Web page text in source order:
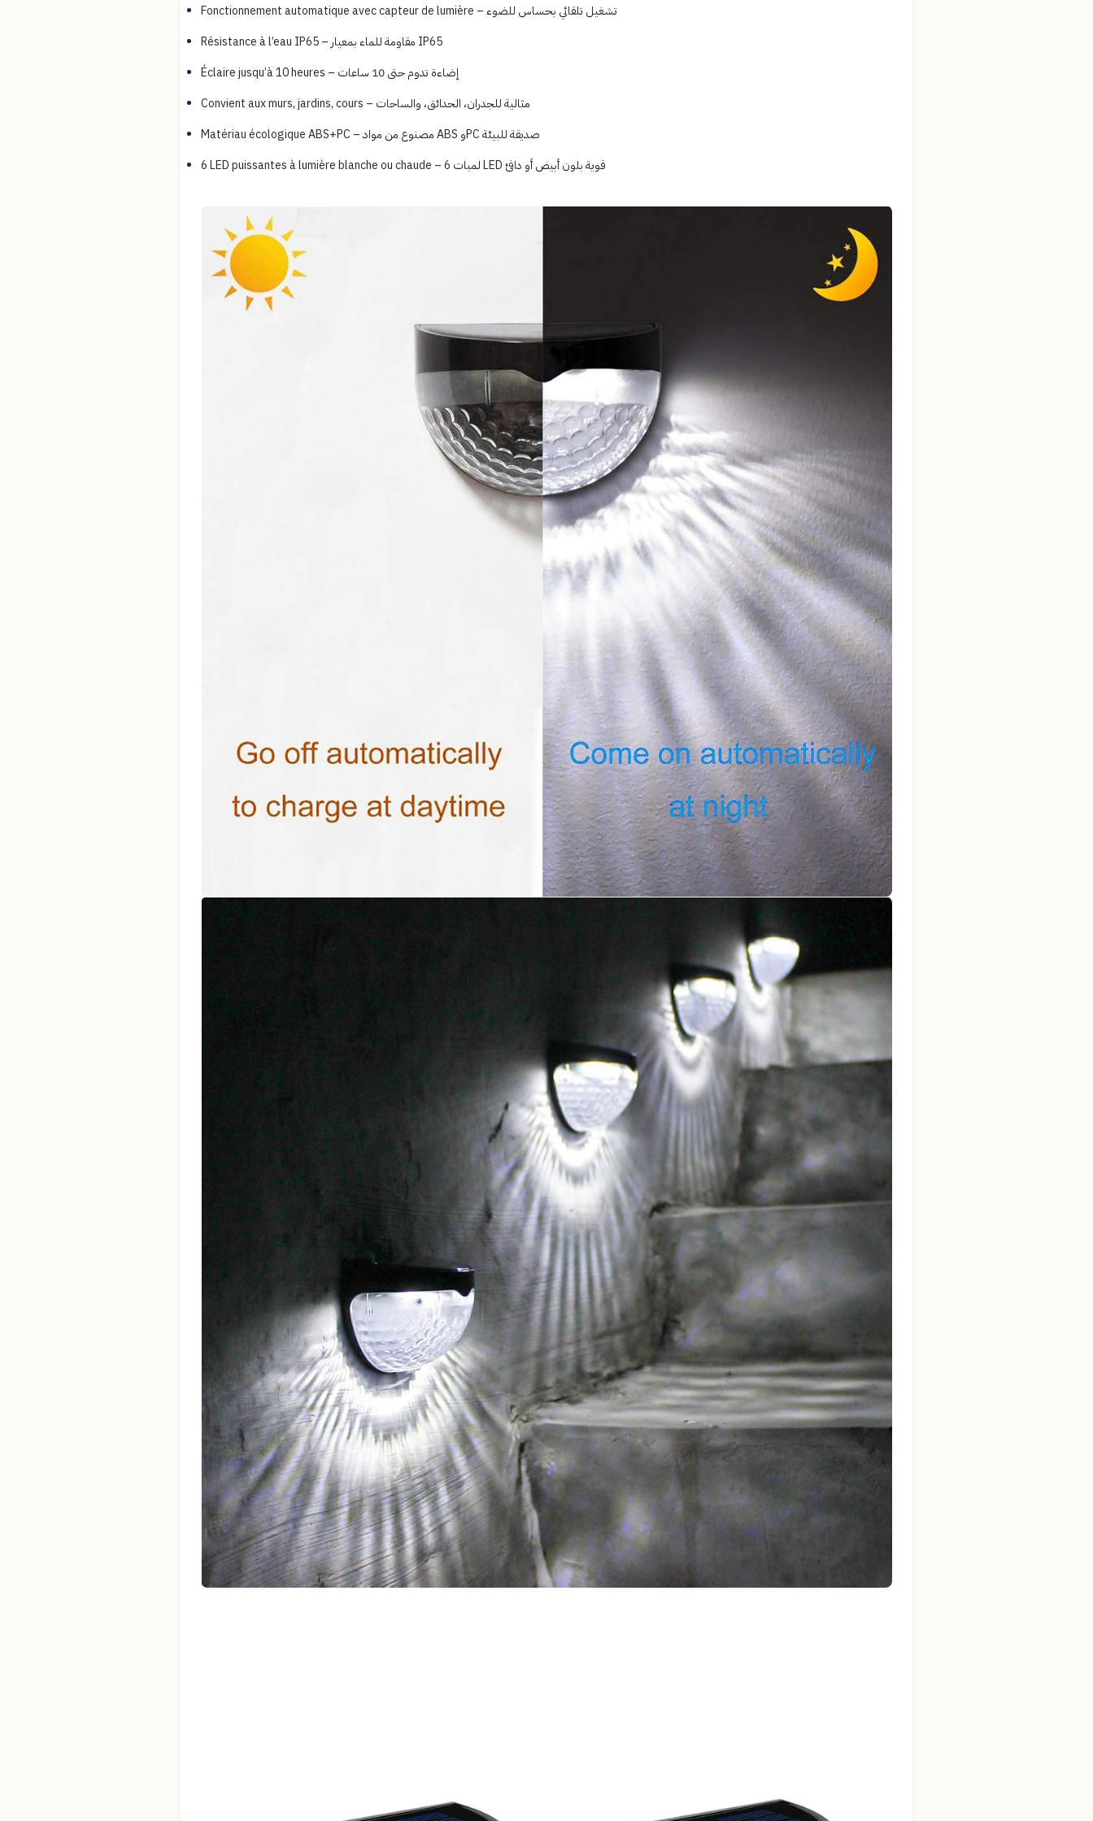
Fonctionnement automatique avec capteur de lumière – تشغيل تلقائي بحساس للضوء
Résistance à l’eau IP65 – مقاومة للماء بمعيار IP65
Éclaire jusqu’à 10 heures – إضاءة تدوم حتى 10 ساعات
Convient aux murs, jardins, cours – مثالية للجدران، الحدائق، والساحات
Matériau écologique ABS+PC – مصنوع من مواد ABS وPC صديقة للبيئة
6 LED puissantes à lumière blanche ou chaude – 6 لمبات LED قوية بلون أبيض أو دافئ